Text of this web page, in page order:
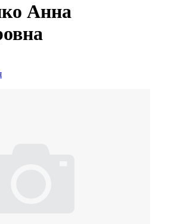
Анна